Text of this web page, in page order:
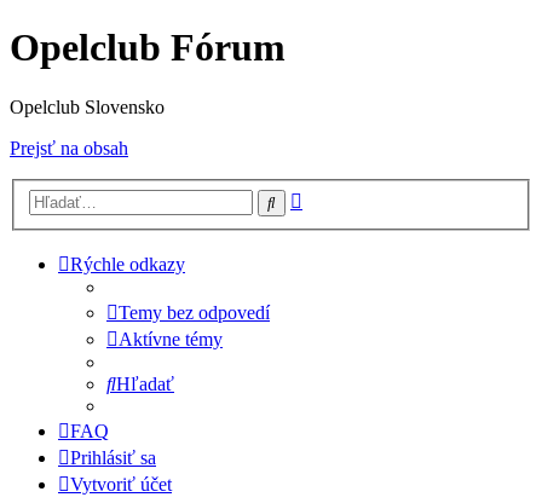
Opelclub Fórum
Opelclub Slovensko
Prejsť na obsah
Hľadať
Rýchle odkazy
Temy bez odpovedí
Aktívne témy
Hľadať
FAQ
Prihlásiť sa
Vytvoriť účet